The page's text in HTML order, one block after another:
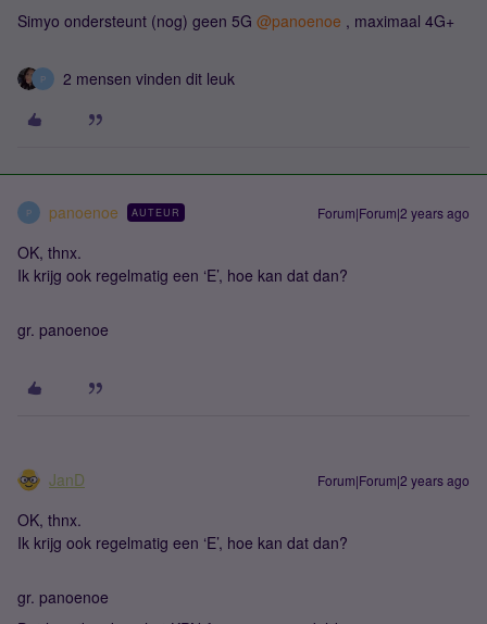
Simyo ondersteunt (nog) geen 5G @panoenoe , maximaal 4G+
P 2 mensen vinden dit leuk
P panoenoe AUTEUR Forum|Forum|2 years ago
OK, thnx.
Ik krijg ook regelmatig een ‘E’, hoe kan dat dan?
gr. panoenoe
JanD Forum|Forum|2 years ago
OK, thnx.
Ik krijg ook regelmatig een ‘E’, hoe kan dat dan?
gr. panoenoe